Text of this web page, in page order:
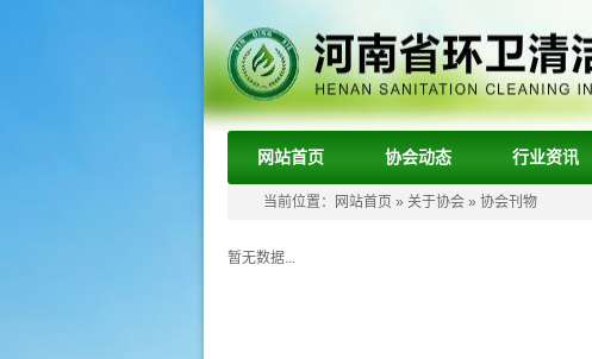
网站首页 协会动态 行业资讯
当前位置： 网站首页 » 关于协会 » 协会刊物
暂无数据...